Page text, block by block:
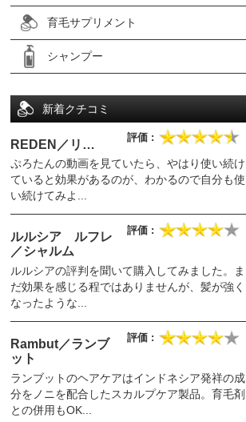
育毛サプリメント
シャンプー
新着クチコミ
REDEN／リ…
ぷろたんの動画を見ていたら、やはり使い続け
ていると効果があるのが、わかるので自分も使
い続けてみよ...
ルルシア ルフレ
／シャルム
ルルシアの評判を聞いて購入してみました。ま
だ効果を感じる程ではありませんが、髪が強く
なったような...
Rambut／ランブ
ット
ランブットのヘアケアはインドネシア発祥の成
分をノニを配合したスカルプケア製品。育毛剤
との併用もOK...